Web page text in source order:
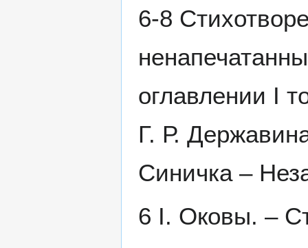
6-8
оглавлении I
Г. Р.
Синичка –
6 I. Оковы. –